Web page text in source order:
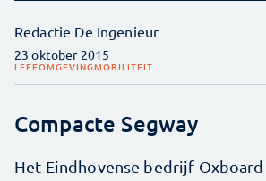
Redactie De Ingenieur
23 oktober 2015
LEEFOMGEVINGMOBILITEIT
Compacte Segway
Het Eindhovense bedrijf